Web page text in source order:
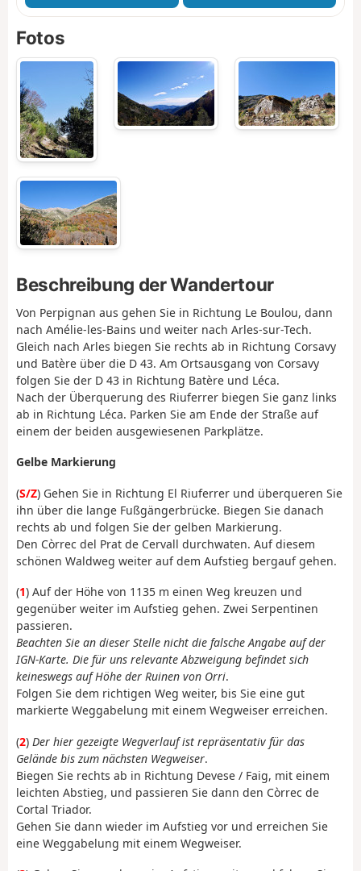
Fotos
Beschreibung der Wandertour
Von Perpignan aus gehen Sie in Richtung Le Boulou, dann
nach Amélie-les-Bains und weiter nach Arles-sur-Tech.
Gleich nach Arles biegen Sie rechts ab in Richtung Corsavy
und Batère über die D 43. Am Ortsausgang von Corsavy
folgen Sie der D 43 in Richtung Batère und Léca.
Nach der Überquerung des Riuferrer biegen Sie ganz links
ab in Richtung Léca. Parken Sie am Ende der Straße auf
einem der beiden ausgewiesenen Parkplätze.
Gelbe Markierung
(S/Z) Gehen Sie in Richtung El Riuferrer und überqueren Sie
ihn über die lange Fußgängerbrücke. Biegen Sie danach
rechts ab und folgen Sie der gelben Markierung.
Den Còrrec del Prat de Cervall durchwaten. Auf diesem
schönen Waldweg weiter auf dem Aufstieg bergauf gehen.
(1) Auf der Höhe von 1135 m einen Weg kreuzen und
gegenüber weiter im Aufstieg gehen. Zwei Serpentinen
passieren.
Beachten Sie an dieser Stelle nicht die falsche Angabe auf der
IGN-Karte. Die für uns relevante Abzweigung befindet sich
keineswegs auf Höhe der Ruinen von Orri.
Folgen Sie dem richtigen Weg weiter, bis Sie eine gut
markierte Weggabelung mit einem Wegweiser erreichen.
(2) Der hier gezeigte Wegverlauf ist repräsentativ für das
Gelände bis zum nächsten Wegweiser.
Biegen Sie rechts ab in Richtung Devese / Faig, mit einem
leichten Abstieg, und passieren Sie dann den Còrrec de
Cortal Triador.
Gehen Sie dann wieder im Aufstieg vor und erreichen Sie
eine Weggabelung mit einem Wegweiser.